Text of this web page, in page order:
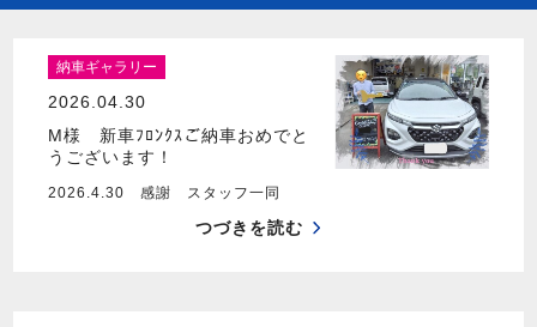
納車ギャラリー
2026.04.30
M様 新車ﾌﾛﾝｸｽご納車おめでと
うございます！
2026.4.30 感謝 スタッフ一同
つづきを読む